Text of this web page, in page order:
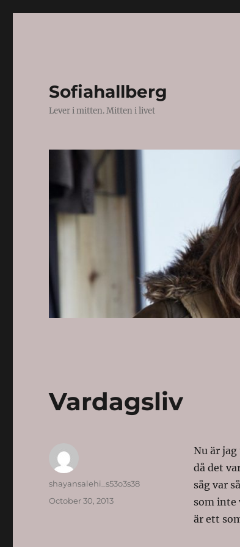
Sofiahallberg
Lever i mitten. Mitten i livet
Vardagsliv
Nu är
då det
såg var
som inte
är ett
Author
shayansalehi_s53o3s38
Posted
October 30, 2013